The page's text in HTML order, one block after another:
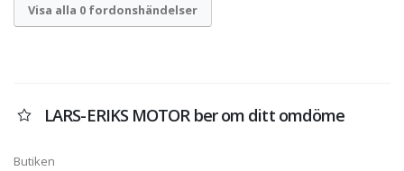
Visa alla 0 fordonshändelser
LARS-ERIKS MOTOR ber om ditt omdöme
Butiken